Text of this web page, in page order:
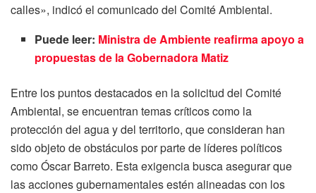
calles», indicó el comunicado del Comité Ambiental.
Puede leer: Ministra de Ambiente reafirma apoyo a
propuestas de la Gobernadora Matiz
Entre los puntos destacados en la solicitud del Comité
Ambiental, se encuentran temas críticos como la
protección del agua y del territorio, que consideran han
sido objeto de obstáculos por parte de líderes políticos
como Óscar Barreto. Esta exigencia busca asegurar que
las acciones gubernamentales estén alineadas con los